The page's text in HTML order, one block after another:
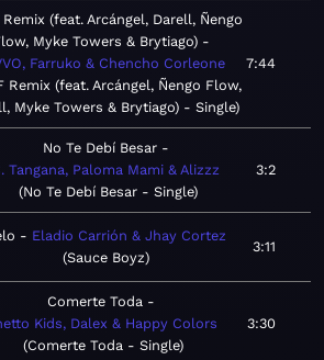
Remix (feat. Arcángel, Darell, Ñengo
Myke Towers & Brytiago)
Farruko & Chencho Corleone
Remix (feat. Arcángel, Ñengo Flow,
Myke Towers & Brytiago) - Single
7:44
No Te Debí Besar
Tangana, Paloma Mami & Alizzz
No Te Debí Besar - Single
3:2
Eladio Carrión & Jhay Cortez
Sauce Boyz
3:11
Comerte Toda
Kids, Dalex & Happy Colors
Comerte Toda - Single
3:30